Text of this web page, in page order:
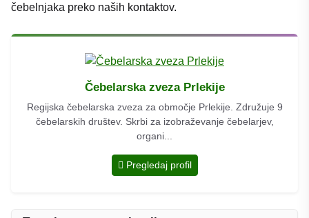
čebelnjaka preko naših kontaktov.
Čebelarska zveza Prlekije
Regijska čebelarska zveza za območje Prlekije. Združuje 9
čebelarskih društev. Skrbi za izobraževanje čebelarjev,
organi...
Pregledaj profil